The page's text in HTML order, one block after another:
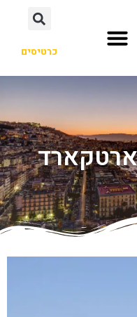
כרטיסים